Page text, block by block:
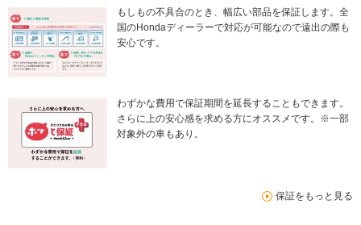
もしもの不具合のとき、幅広い部品を保証します。全
国のHondaディーラーで対応が可能なので遠出の際も
安心です。
わずかな費用で保証期間を延長することもできます。
さらに上の安心感を求める方にオススメです。※一部
対象外の車もあり。
保証をもっと見る